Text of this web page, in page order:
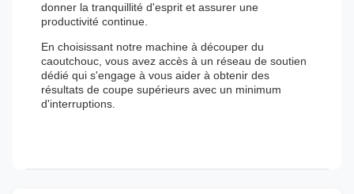
donner la tranquillité d'esprit et assurer une
productivité continue.
En choisissant notre machine à découper du
caoutchouc, vous avez accès à un réseau de soutien
dédié qui s'engage à vous aider à obtenir des
résultats de coupe supérieurs avec un minimum
d'interruptions.